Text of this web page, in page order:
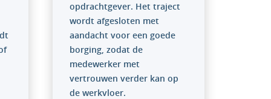
opdrachtgever. Het traject
wordt afgesloten met
aandacht voor een goede
borging, zodat de
medewerker met
vertrouwen verder kan op
de werkvloer.